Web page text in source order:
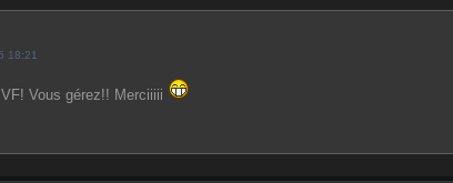
18:21
Vous gérez!! Merciiiii